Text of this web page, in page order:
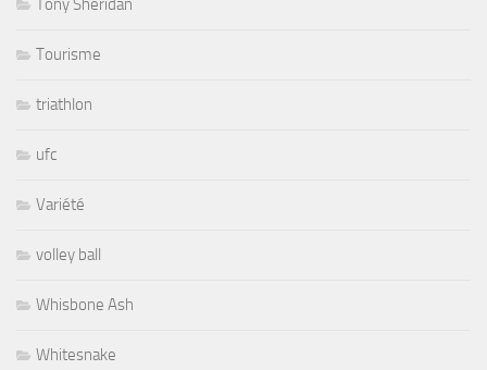
Tony Sheridan
Tourisme
triathlon
ufc
Variété
volley ball
Whisbone Ash
Whitesnake